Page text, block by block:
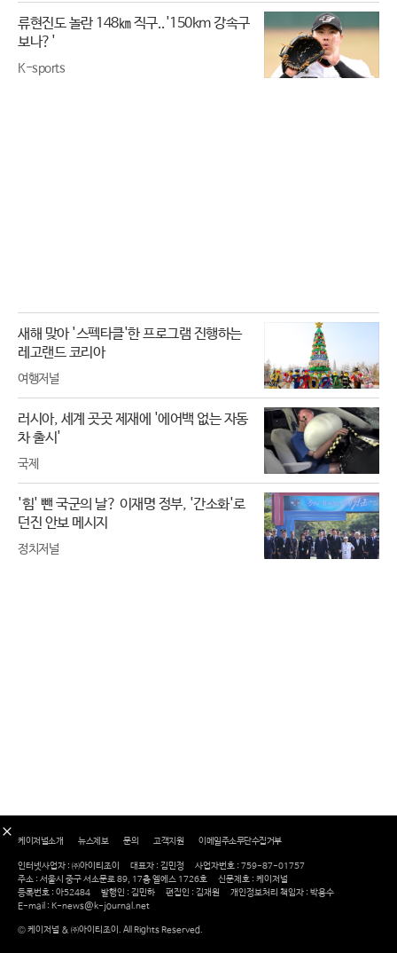
류현진도 놀란 148㎞ 직구..'150km 강속구
보나?'
K-sports
새해 맞아 '스펙타클'한 프로그램 진행하는
레고랜드 코리아
여행저널
러시아, 세계 곳곳 제재에 '에어백 없는 자동
차 출시'
국제
'힘' 뺀 국군의 날? 이재명 정부, '간소화'로
던진 안보 메시지
정치저널
케이저널소개 뉴스제보 문의 고객지원 이메일주소무단수집거부
인터넷사업자 : ㈜아이티조이 대표자 : 김민정
사업자번호 : 759-87-01757
주소 : 서울시 중구 서소문로 89, 17층 엘에스 1726호
신문제호 : 케이저널
등록번호 : 아52484
발행인 : 김민하 편집인 : 김재원
개인정보처리 책임자 : 박용수
E-mail : K-news@k-journal.net
© 케이저널 & ㈜아이티조이. All Rights Reserved.